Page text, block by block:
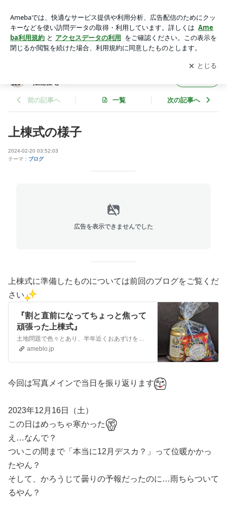
能住宅へ〜アプリをダウンロードして ブログの更新通知
を受け取りまし
ょう。
開く
性能住宅へ〜
前の記事へ 一覧 次の記事へ
上棟式の様子
2024-02-20 03:52:03
テーマ： ブログ
広告を表示できませんでした
上棟式に準備したものについては前回のブログをご覧くだ
さい
『割と直前になってちょっと焦って
頑張った上棟式』
土地問題で色々とあり、半年近くおあずけを食らう事になってしまった我が家ですが… 無事、上棟式を迎えました～…昨年の12月に！！ いや、報告おっそ… 本当はすぐ…
ameblo.jp
今回は写真メインで当日を振り返ります
2023年12月16日（土）
この日はめっちゃ寒かった
え…なんで？
ついこの間まで「本当に12月デスカ？」って位暖かかっ
たやん？
そして、かろうじて曇りの予報だったのに…雨ちらついて
るやん？